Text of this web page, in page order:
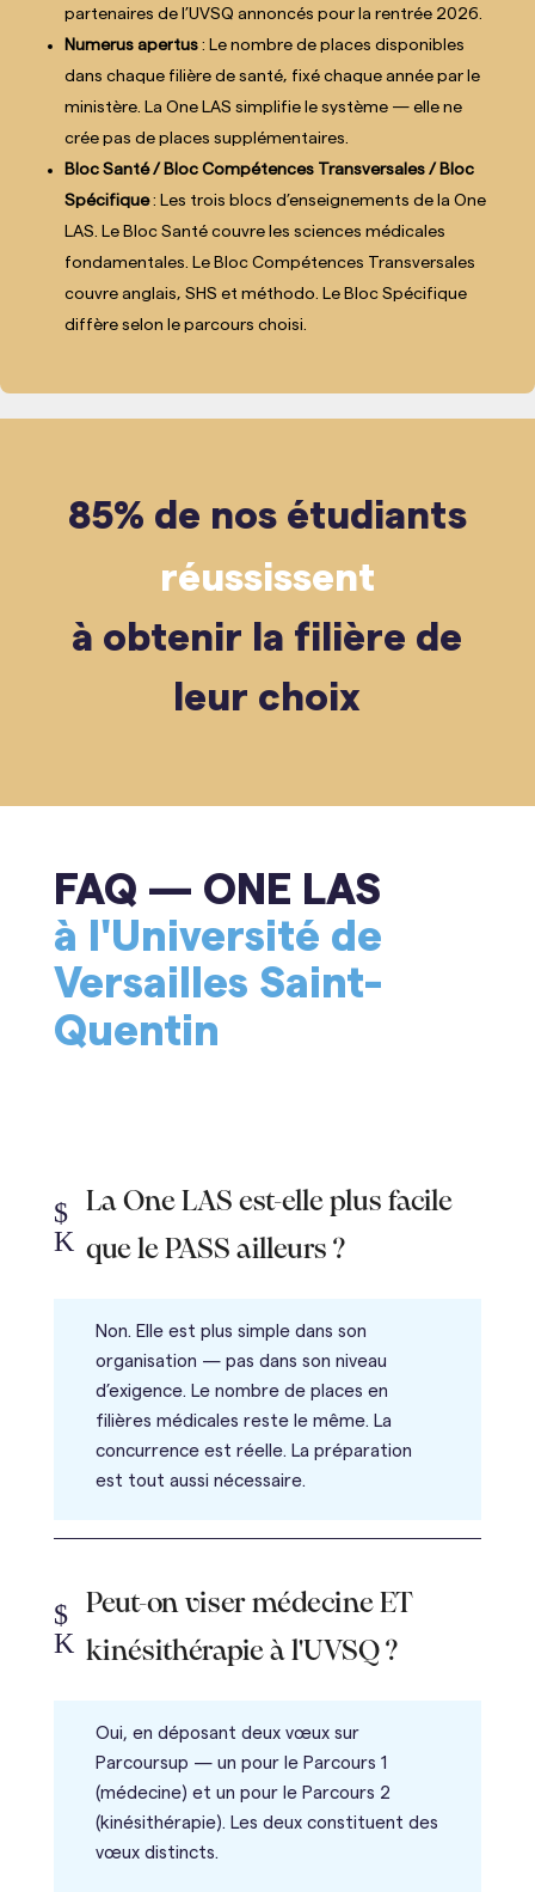
partenaires de l’UVSQ annoncés pour la rentrée 2026.
Numerus apertus : Le nombre de places disponibles
dans chaque filière de santé, fixé chaque année par le
ministère. La One LAS simplifie le système — elle ne
crée pas de places supplémentaires.
Bloc Santé / Bloc Compétences Transversales / Bloc
Spécifique: Les trois blocs d’enseignements de la One
LAS. Le Bloc Santé couvre les sciences médicales
fondamentales. Le Bloc Compétences Transversales
couvre anglais, SHS et méthodo. Le Bloc Spécifique
diffère selon le parcours choisi.
85% de nos étudiants
réussissent
à obtenir la filière de
leur choix
FAQ — ONE LAS
à l'Université de
Versailles Saint-
Quentin
La One LAS est-elle plus facile
que le PASS ailleurs ?
$
K
Non. Elle est plus simple dans son
organisation — pas dans son niveau
d’exigence. Le nombre de places en
filières médicales reste le même. La
concurrence est réelle. La préparation
est tout aussi nécessaire.
Peut-on viser médecine ET
kinésithérapie à l'UVSQ ?
$
K
Oui, en déposant deux vœux sur
Parcoursup — un pour le Parcours 1
(médecine) et un pour le Parcours 2
(kinésithérapie). Les deux constituent des
vœux distincts.